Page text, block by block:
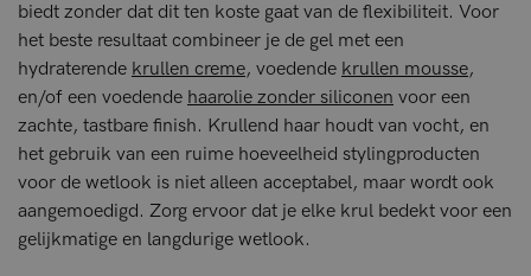
biedt zonder dat dit ten koste gaat van de flexibiliteit. Voor
het beste resultaat combineer je de gel met een
hydraterende krullen creme, voedende krullen mousse,
en/of een voedende haarolie zonder siliconen voor een
zachte, tastbare finish. Krullend haar houdt van vocht, en
het gebruik van een ruime hoeveelheid stylingproducten
voor de wetlook is niet alleen acceptabel, maar wordt ook
aangemoedigd. Zorg ervoor dat je elke krul bedekt voor een
gelijkmatige en langdurige wetlook.